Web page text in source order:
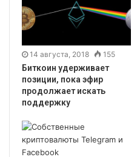
14 августа, 2018 155
Биткоин удерживает
позиции, пока эфир
продолжает искать
поддержку